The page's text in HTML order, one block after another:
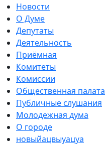
Новости
О Думе
Депутаты
Деятельность
Приёмная
Комитеты
Комиссии
Общественная палата
Публичные слушания
Молодежная дума
О городе
новыйацвыуацуа